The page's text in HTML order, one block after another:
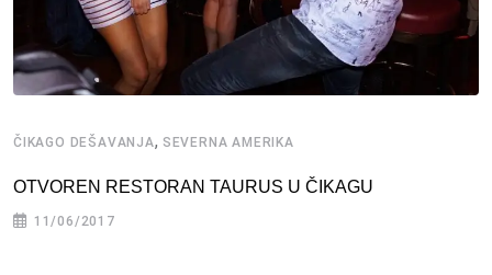
ČIKAGO DEŠAVANJA, SEVERNA AMERIKA
OTVOREN RESTORAN TAURUS U ČIKAGU
11/06/2017